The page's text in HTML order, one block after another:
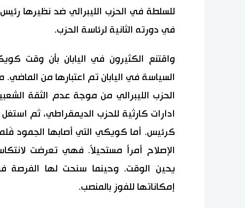
للسلطة في الحزب الليبرالي ضد نظيرها رئيس
في دورته الثانية لرئاسة الحزب.
واقتنع الكثيرون في اليابان بأن وقت
السياسة في اليابان تم اعتبارها من
الحزب الليبرالي من موجة عدم الثقة
ادارات كارثية للحزب الديمقراطي، ثم
كرئيس. أما كويكي التي أصابها الجمود
الإصلاح أمراً مستحيلاً. فهي تعرضت
يحين الوقت. وحينما سنحت لها
إمكاناتها للفوز بالمنصب.